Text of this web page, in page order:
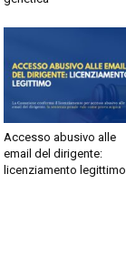
Accesso abusivo alle
email del dirigente:
licenziamento legittimo